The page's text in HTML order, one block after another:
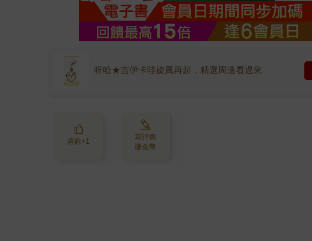
呀哈★吉伊卡哇旋風再起，精選周邊看過來
喜歡+1
寫評價
賺金幣